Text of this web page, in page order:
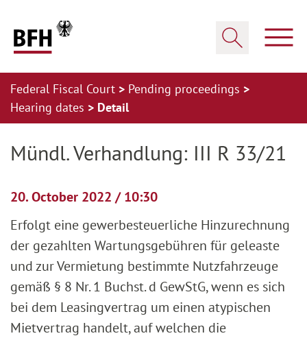
Federal Fiscal Court
Pending proceedings
Hearing dates
Detail
Mündl. Verhandlung: III R 33/21
20. October 2022 / 10:30
Erfolgt eine gewerbesteuerliche Hinzurechnung
der gezahlten Wartungsgebühren für geleaste
und zur Vermietung bestimmte Nutzfahrzeuge
gemäß § 8 Nr. 1 Buchst. d GewStG, wenn es sich
bei dem Leasingvertrag um einen atypischen
Mietvertrag handelt, auf welchen die